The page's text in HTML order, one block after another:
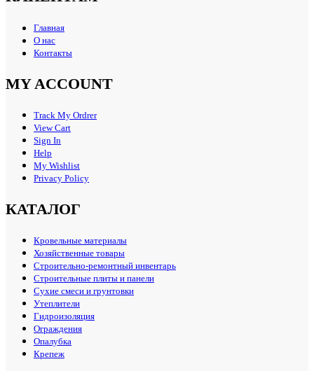
Главная
О нас
Контакты
MY ACCOUNT
Track My Ordrer
View Cart
Sign In
Help
My Wishlist
Privacy Policy
КАТАЛОГ
Кровельные материалы
Хозяйственные товары
Строительно-ремонтный инвентарь
Строительные плиты и панели
Сухие смеси и грунтовки
Утеплители
Гидроизоляция
Ограждения
Опалубка
Крепеж